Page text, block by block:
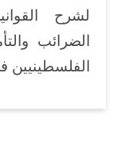
لشرح
الضرائب